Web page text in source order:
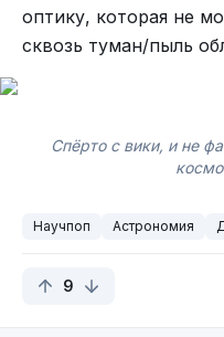
оптику, которая не
сквозь туман/пыль
Спёрто с вики, и не
Научпоп Астрономия
9